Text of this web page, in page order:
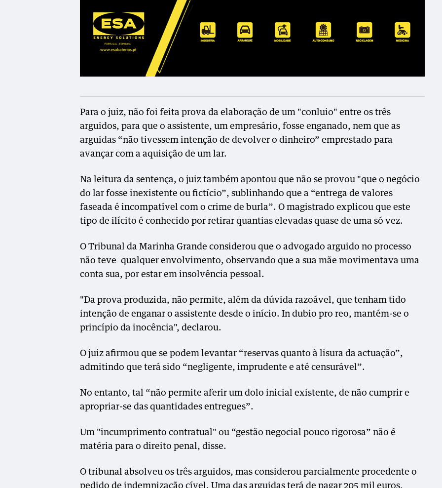
Para o juiz, não foi feita prova da elaboração de um "conluio" entre os três
arguidos, para que o assistente, um empresário, fosse enganado, nem que as
arguidas “não tivessem intenção de devolver o dinheiro” emprestado para
avançar com a aquisição de um lar.
Na leitura da sentença, o juiz também apontou que não se provou "que o negócio
do lar fosse inexistente ou fictício”, sublinhando que a “entrega de valores
faseada é incompatível com o crime de burla”. O magistrado explicou que este
tipo de ilícito é conhecido por retirar quantias elevadas quase de uma só vez.
O Tribunal da Marinha Grande considerou que o advogado arguido no processo
não teve qualquer envolvimento, observando que a sua mãe movimentava uma
conta sua, por estar em insolvência pessoal.
"Da prova produzida, não permite, além da dúvida razoável, que tenham tido
intenção de enganar o assistente desde o início. In dubio pro reo, mantém-se o
princípio da inocência", declarou.
O juiz afirmou que se podem levantar “reservas quanto à lisura da actuação”,
admitindo que terá sido “negligente, imprudente e até censurável”.
No entanto, tal “não permite aferir um dolo inicial existente, de não cumprir e
apropriar-se das quantidades entregues”.
Um "incumprimento contratual" ou “gestão negocial pouco rigorosa” não é
matéria para o direito penal, disse.
O tribunal absolveu os três arguidos, mas considerou parcialmente procedente o
pedido de indemnização cível. Uma das arguidas terá de pagar 205 mil euros,